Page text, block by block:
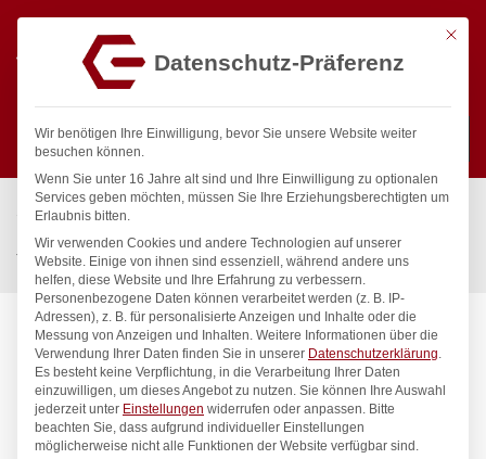
Suchen
Start / Gastronomiebedarf & Gastro Geräte für Profis
Küchengeräte
Warmhaltegeräte
/
Tellerwärmer doppelt, HENDI, 230V/800W, 735x589x(H)766mm
Mit
Datenschutz-Präferenz
Wir benötigen Ihre Einwilligung, bevor Sie unsere Website weiter
besuchen können.
Wenn Sie unter 16 Jahre alt sind und Ihre Einwilligung zu optionalen
Services geben möchten, müssen Sie Ihre Erziehungsberechtigten um
Erlaubnis bitten.
Wir verwenden Cookies und andere Technologien auf unserer
Website. Einige von ihnen sind essenziell, während andere uns
helfen, diese Website und Ihre Erfahrung zu verbessern.
Personenbezogene Daten können verarbeitet werden (z. B. IP-
Adressen), z. B. für personalisierte Anzeigen und Inhalte oder die
Messung von Anzeigen und Inhalten. Weitere Informationen über die
Verwendung Ihrer Daten finden Sie in unserer Datenschutzerklärung.
Es besteht keine Verpflichtung, in die Verarbeitung Ihrer Daten
einzuwilligen, um dieses Angebot zu nutzen. Sie können Ihre Auswahl
jederzeit unter Einstellungen widerrufen oder anpassen. Bitte
beachten Sie, dass aufgrund individueller Einstellungen
möglicherweise nicht alle Funktionen der Website verfügbar sind.